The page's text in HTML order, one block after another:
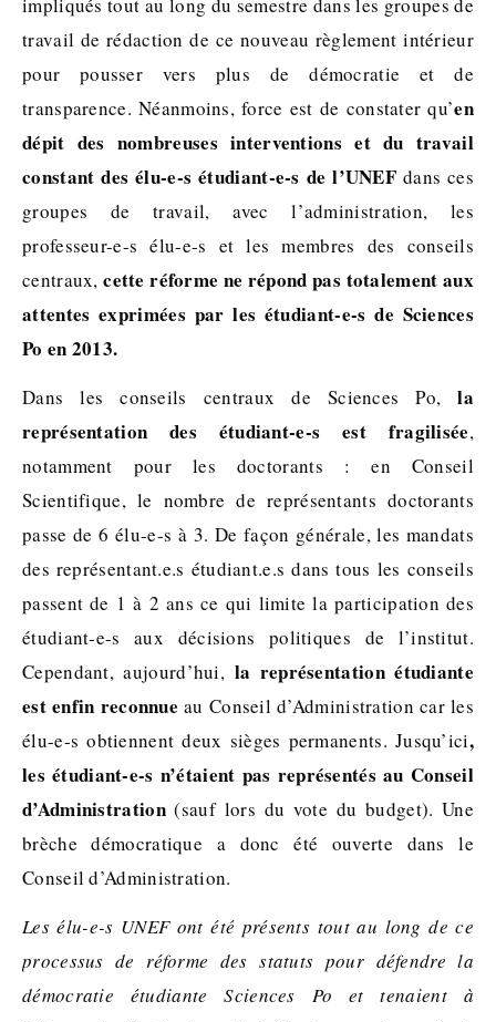
travail de rédaction de ce nouveau règlement intérieur
pour pousser vers plus de démocratie et de
transparence. Néanmoins, force est de constater qu’en
dépit des nombreuses interventions et du travail
constant des élu-e-s étudiant-e-s de l’UNEF dans ces
groupes de travail, avec l’administration, les
professeur-e-s élu-e-s et les membres des conseils
centraux, cette réforme ne répond pas totalement aux
attentes exprimées par les étudiant-e-s de Sciences
Po en 2013.
Dans les conseils centraux de Sciences Po,la
représentation des étudiant-e-s
est fragilisée,
notamment pour les doctorants : en Conseil
Scientifique, le nombre de représentants doctorants
passe de 6 élu-e-s à 3. De façon générale, les mandats
des représentant.e.s étudiant.e.s dans tous les conseils
passent de 1 à 2 ans ce qui limite la participation des
étudiant-e-s aux décisions politiques de l’institut.
Cependant, aujourd’hui, la représentation étudiante
est enfin reconnue au Conseil d’Administration car les
élu-e-s obtiennent deux sièges permanents. Jusqu’ici,
les étudiant-e-s n’étaient pas représentés au Conseil
d’Administration(sauf lors du vote du budget). Une
brèche démocratique a donc été ouverte dans le
Conseil d’Administration.
Les élu-e-s UNEF ont été présents tout au long de ce
processus de réforme des statuts pour défendre la
démocratie étudiante Sciences Po et tenaient à